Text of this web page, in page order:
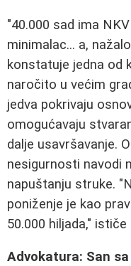
"40.000 sad ima
minimalac... a,
konstatuje jedna od
naročito u većim
jedva pokrivaju
omogućavaju
dalje usavršavanje.
nesigurnosti navodi
napuštanju struke.
poniženje je kao
50.000 hiljada,"
Advokatura: San